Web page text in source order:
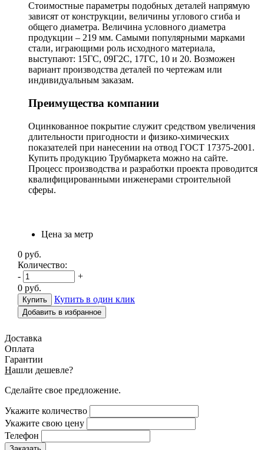
Стоимостные параметры подобных деталей напрямую
зависят от конструкции, величины углового сгиба и
общего диаметра. Величина условного диаметра
продукции – 219 мм. Самыми популярными марками
стали, играющими роль исходного материала,
выступают: 15ГС, 09Г2С, 17ГС, 10 и 20. Возможен
вариант производства деталей по чертежам или
индивидуальным заказам.
Преимущества компании
Оцинкованное покрытие служит средством увеличения
длительности пригодности и физико-химических
показателей при нанесении на отвод ГОСТ 17375-2001.
Купить продукцию Трубмаркета можно на сайте.
Процесс производства и разработки проекта проводится
квалифицированными инженерами строительной
сферы.
Цена за метр
0 руб.
Количество:
-
+
0 руб.
Купить в один клик
Добавить в избранное
Доставка
Оплата
Гарантии
Нашли дешевле?
Сделайте свое предложение.
Укажите количество
Укажите свою цену
Телефон